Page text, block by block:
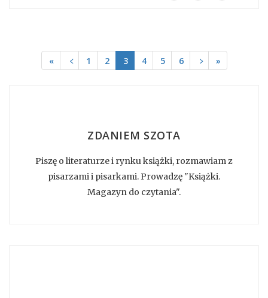
« ﹤ 1 2 3 4 5 6 ﹥ »
ZDANIEM SZOTA
Piszę o literaturze i rynku książki, rozmawiam z
pisarzami i pisarkami. Prowadzę "Książki.
Magazyn do czytania".